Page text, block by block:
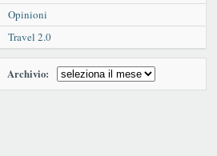
Opinioni
Travel 2.0
Archivio: